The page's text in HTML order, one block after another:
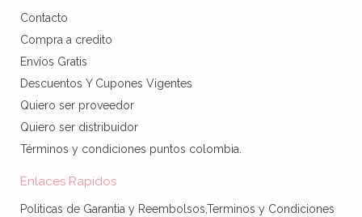
Contacto
Compra a credito
Envíos Gratis
Descuentos Y Cupones Vigentes
Quiero ser proveedor
Quiero ser distribuidor
Términos y condiciones puntos colombia.
Enlaces Rapidos
Politicas de Garantia y Reembolsos,Terminos y Condiciones